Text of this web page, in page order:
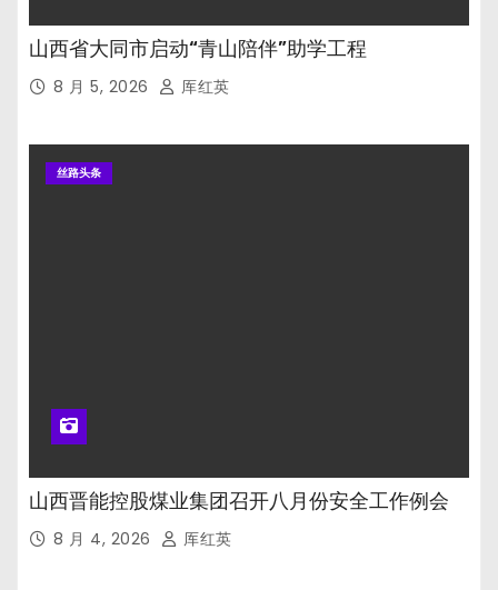
山西省大同市启动“青山陪伴”助学工程
8 月 5, 2026 厍红英
丝路头条
山西晋能控股煤业集团召开八月份安全工作例会
8 月 4, 2026 厍红英